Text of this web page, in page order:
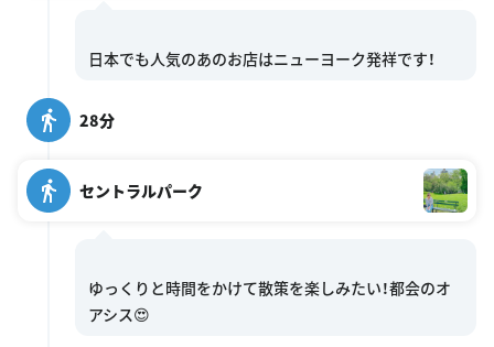
28分
セントラルパーク
ゆっくりと時間をかけて散策を楽しみたい！都会のオ